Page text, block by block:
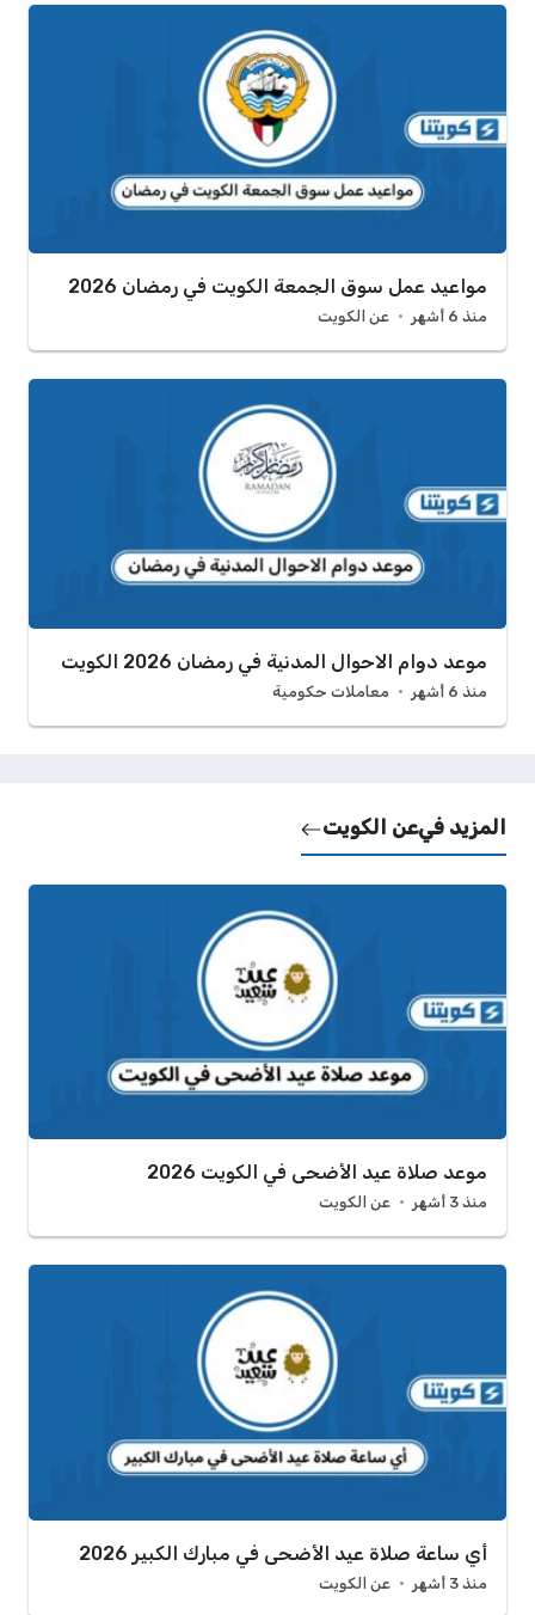
مواعيد عمل سوق الجمعة الكويت في رمضان 2026
منذ 6 أشهر عن الكويت
موعد دوام الاحوال المدنية في رمضان 2026 الكويت
منذ 6 أشهر معاملات حكومية
المزيد فيعن الكويت
موعد صلاة عيد الأضحى في الكويت 2026
منذ 3 أشهر عن الكويت
أي ساعة صلاة عيد الأضحى في مبارك الكبير 2026
منذ 3 أشهر عن الكويت